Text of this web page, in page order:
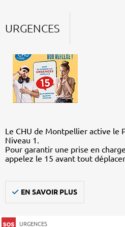
URGENCES
Le CHU de Montpellier active le
Niveau 1.
Pour garantir une prise en
appelez le 15 avant tout
EN SAVOIR PLUS
URGENCES